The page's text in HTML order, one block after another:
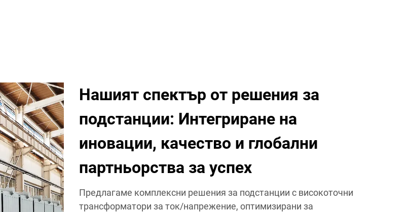
Нашият спектър от решения за
подстанции: Интегриране на
иновации, качество и глобални
партньорства за успех
Предлагаме комплексни решения за подстанции с високоточни
трансформатори за ток/напрежение, оптимизирани за